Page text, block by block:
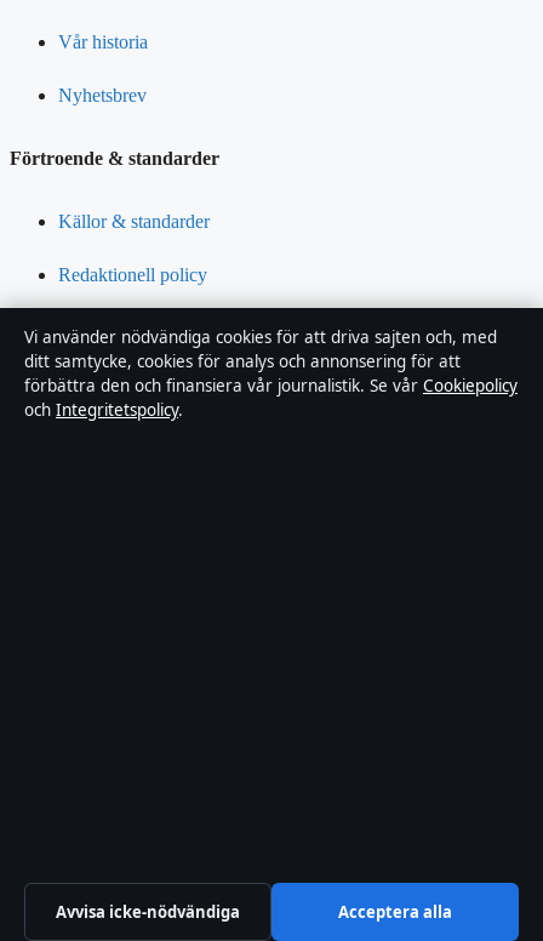
Vår historia
Nyhetsbrev
Förtroende & standarder
Källor & standarder
Redaktionell policy
Rättelsepolicy
Tillgänglighetsredogörelse
Vi använder nödvändiga cookies för att driva sajten och, med
ditt samtycke, cookies för analys och annonsering för att
förbättra den och finansiera vår journalistik. Se vår Cookiepolicy
och Integritetspolicy.
Avvisa icke-nödvändiga Acceptera alla